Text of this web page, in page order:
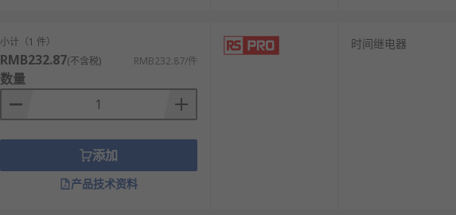
小计（1 件）
RMB232.87(不含税) RMB232.87/件
数量
添加
产品技术资料
时间继电器